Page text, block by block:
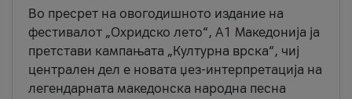
Во пресрет на овогодишното издание на
фестивалот „Охридско лето“, А1 Македонија ја
претстави кампањата „Културна врска“, чиј
централен дел е новата џез-интерпретација на
легендарната македонска народна песна